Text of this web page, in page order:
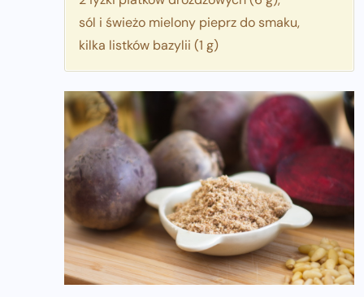
sól i świeżo mielony pieprz do smaku,
kilka listków bazylii (1 g)